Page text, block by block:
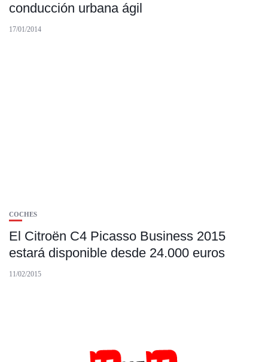
conducción urbana ágil
17/01/2014
COCHES
El Citroën C4 Picasso Business 2015
estará disponible desde 24.000 euros
11/02/2015